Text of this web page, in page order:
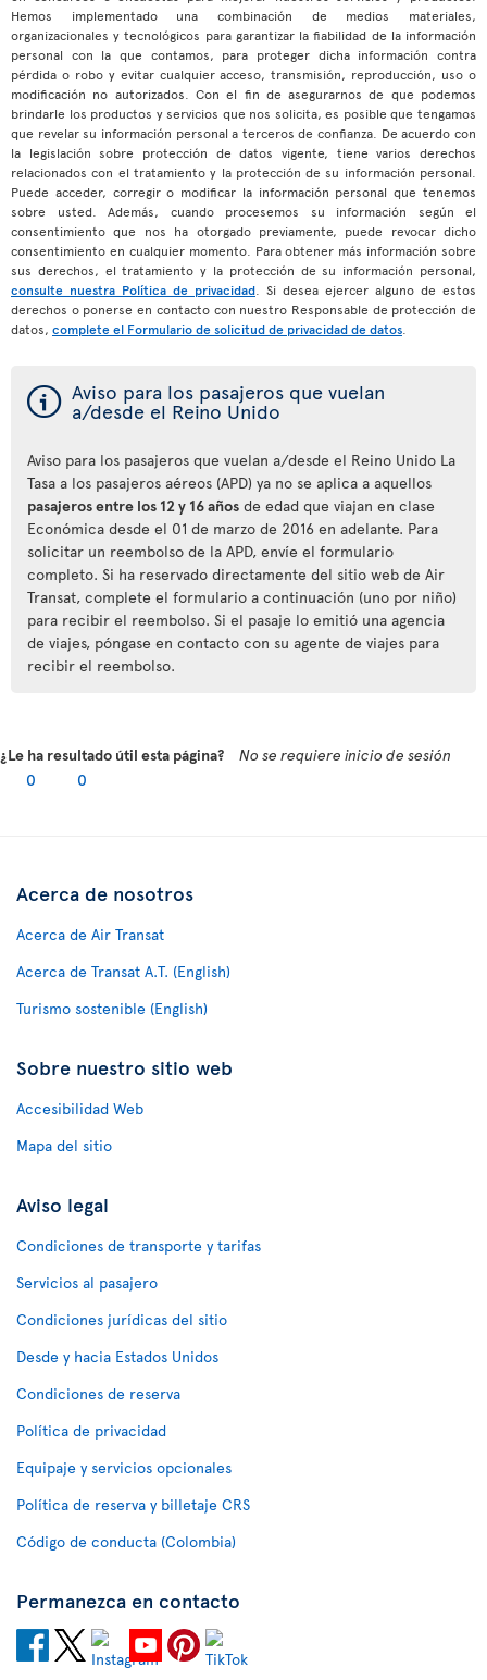
Hemos implementado una combinación de medios materiales,
organizacionales y tecnológicos para garantizar la fiabilidad de la información
personal con la que contamos, para proteger dicha información contra
pérdida o robo y evitar cualquier acceso, transmisión, reproducción, uso o
modificación no autorizados. Con el fin de asegurarnos de que podemos
brindarle los productos y servicios que nos solicita, es posible que tengamos
que revelar su información personal a terceros de confianza. De acuerdo con
la legislación sobre protección de datos vigente, tiene varios derechos
relacionados con el tratamiento y la protección de su información personal.
Puede acceder, corregir o modificar la información personal que tenemos
sobre usted. Además, cuando procesemos su información según el
consentimiento que nos ha otorgado previamente, puede revocar dicho
consentimiento en cualquier momento. Para obtener más información sobre
sus derechos, el tratamiento y la protección de su información personal,
consulte nuestra Política de privacidad . Si desea ejercer alguno de estos
derechos o ponerse en contacto con nuestro Responsable de protección de
datos, complete el Formulario de solicitud de privacidad de datos
ý Aviso para los pasajeros que vuelan
a/desde el Reino Unido
Aviso para los pasajeros que vuelan a/desde el Reino Unido La
Tasa a los pasajeros aéreos (APD) ya no se aplica a aquellos
pasajeros entre los 12 y 16 años de edad que viajan en clase
Económica desde el 01 de marzo de 2016 en adelante. Para
solicitar un reembolso de la APD, envíe el formulario
completo. Si ha reservado directamente del sitio web de Air
Transat, complete el formulario a continuación (uno por niño)
para recibir el reembolso. Si el pasaje lo emitió una agencia
de viajes, póngase en contacto con su agente de viajes para
recibir el reembolso.
¿Le ha resultado útil esta página?
No se requiere inicio de sesión
0
0
Acerca de nosotros
Acerca de Air Transat
Acerca de Transat A.T. (English)
Turismo sostenible (English)
Sobre nuestro sitio web
Accesibilidad Web
Mapa del sitio
Aviso legal
Condiciones de transporte y tarifas
Servicios al pasajero
Condiciones jurídicas del sitio
Desde y hacia Estados Unidos
Condiciones de reserva
Política de privacidad
Equipaje y servicios opcionales
Política de reserva y billetaje CRS
Código de conducta (Colombia)
Permanezca en contacto